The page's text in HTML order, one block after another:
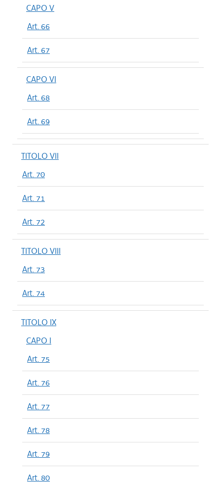
CAPO V
Art. 66
Art. 67
CAPO VI
Art. 68
Art. 69
TITOLO VII
Art. 70
Art. 71
Art. 72
TITOLO VIII
Art. 73
Art. 74
TITOLO IX
CAPO I
Art. 75
Art. 76
Art. 77
Art. 78
Art. 79
Art. 80